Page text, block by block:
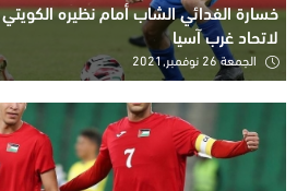
خسارة الفدائي الشاب أمام نظيره
لاتحاد غرب آسيا
الجمعة 26 نوفمبر,2021